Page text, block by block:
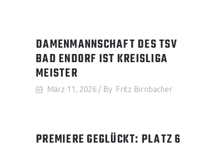
DAMENMANNSCHAFT DES TSV
BAD ENDORF IST KREISLIGA
MEISTER
März 11, 2026 By Fritz Birnbacher
PREMIERE GEGLÜCKT: PLATZ 6